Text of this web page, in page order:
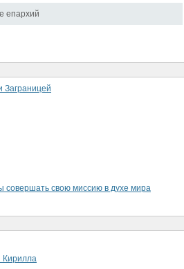
епархий
Заграницей
совершать свою миссию в духе мира
Кирилла